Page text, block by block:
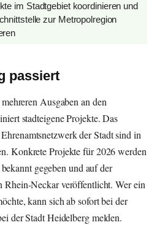
im Stadtgebiet koordinieren und
zur Metropolregion
passiert
Ausgaben an den
stadteigene Projekte. Das
der Stadt sind in
Konkrete Projekte für 2026 werden
gegeben und auf der
Rhein-Neckar veröffentlicht. Wer ein
kann sich ab sofort bei der
der Stadt Heidelberg melden.